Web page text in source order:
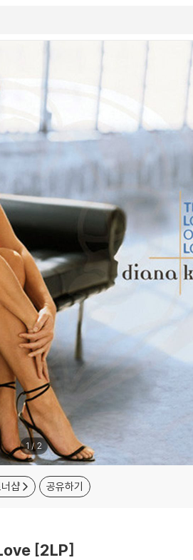
1 / 2
샵 공유하기
[2LP]